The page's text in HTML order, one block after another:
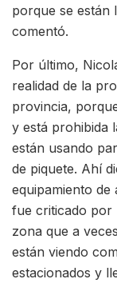
porque se están
comentó.
Por último,
realidad de la
provincia,
y está prohibida
están usando
de piquete. Ahí
equipamiento de
fue criticado por
zona que a
están viendo
estacionados y